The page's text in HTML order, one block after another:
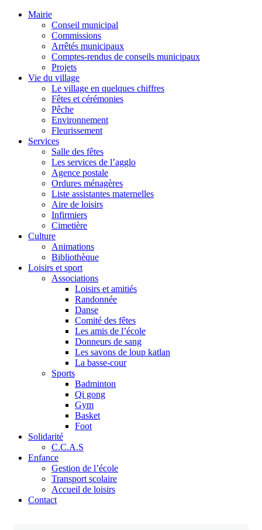
Mairie
Conseil municipal
Commissions
Arrêtés municipaux
Comptes-rendus de conseils municipaux
Projets
Vie du village
Le village en quelques chiffres
Fêtes et cérémonies
Pêche
Environnement
Fleurissement
Services
Salle des fêtes
Les services de l’agglo
Agence postale
Ordures ménagères
Liste assistantes maternelles
Aire de loisirs
Infirmiers
Cimetière
Culture
Animations
Bibliothèque
Loisirs et sport
Associations
Loisirs et amitiés
Randonnée
Danse
Comité des fêtes
Les amis de l’école
Donneurs de sang
Les savons de loup katlan
La basse-cour
Sports
Badminton
Qi gong
Gym
Basket
Foot
Solidarité
C.C.A.S
Enfance
Gestion de l’école
Transport scolaire
Accueil de loisirs
Contact